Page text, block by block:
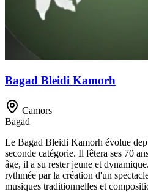
Bagad Bleidi Kamorh
Camors
Bagad
Le Bagad Bleidi Kamorh évolue
seconde catégorie. Il fêtera ses 70
âge, il a su rester jeune et
rythmée par la création d'un
musiques traditionnelles et